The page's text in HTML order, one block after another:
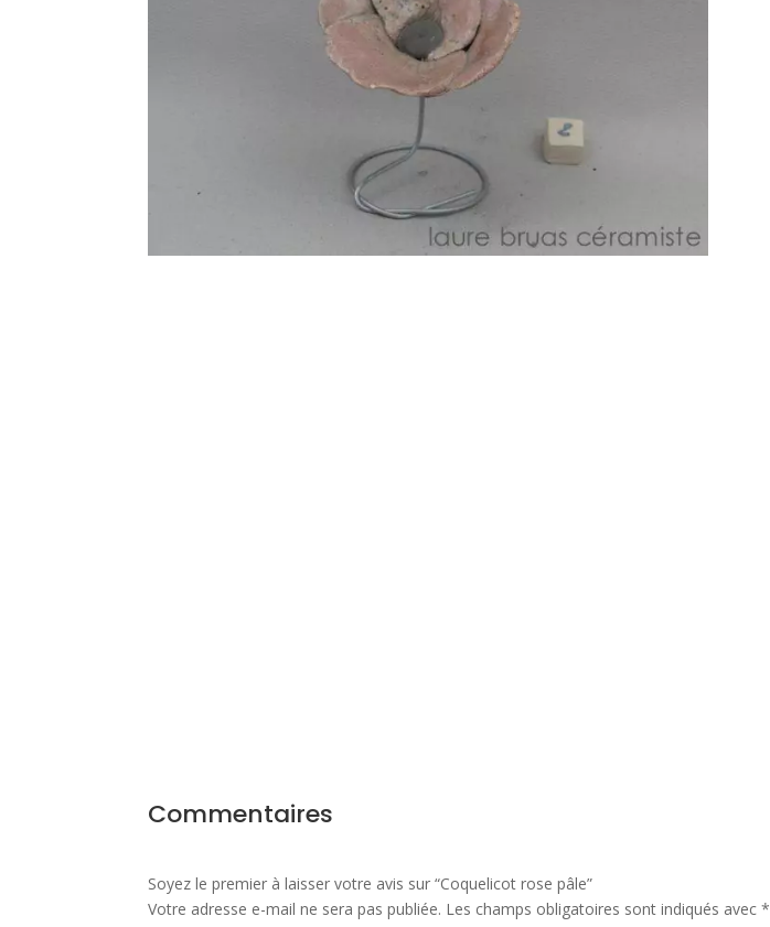
Commentaires
Soyez le premier à laisser votre avis sur “Coquelicot rose pâle”
Votre adresse e-mail ne sera pas publiée. Les champs obligatoires sont indiqués avec*